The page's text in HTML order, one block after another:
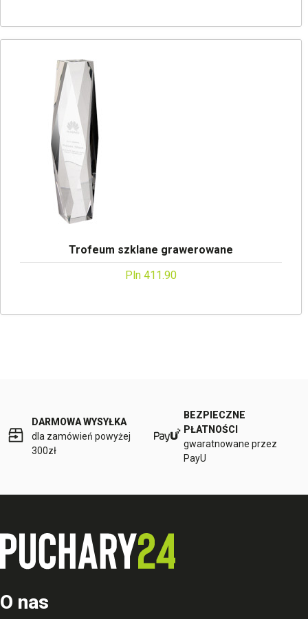
Trofeum szklane grawerowane
Pln 411.90
DARMOWA WYSYŁKA
dla zamówień powyżej
300zł
BEZPIECZNE
PŁATNOŚCI
gwaratnowane przez
PayU
O nas